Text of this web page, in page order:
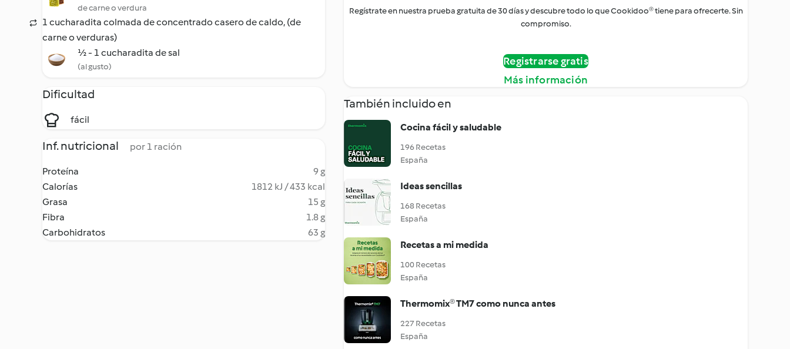
de carne o verdura
1 cucharadita colmada de concentrado casero de caldo, (de
carne o verduras)
½ - 1 cucharadita de sal
(al gusto)
Dificultad
fácil
Inf. nutricional por 1 ración
Proteína
9 g
Calorías
1812 kJ / 433 kcal
Grasa
15 g
Fibra
1.8 g
Carbohidratos
63 g
Regístrate en nuestra prueba gratuita de 30 días y descubre todo lo que Cookidoo® tiene para ofrecerte. Sin
compromiso.
Registrarse gratis
Más información
También incluido en
Cocina fácil y saludable
196 Recetas
España
Ideas sencillas
168 Recetas
España
Recetas a mi medida
100 Recetas
España
Thermomix® TM7 como nunca antes
227 Recetas
España